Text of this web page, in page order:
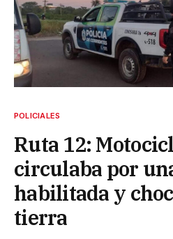
POLICIALES
Ruta 12:
circulaba por
habilitada y
tierra